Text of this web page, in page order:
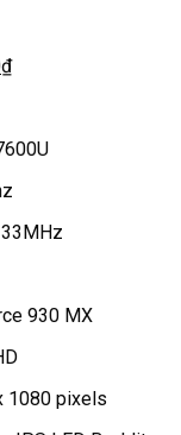
₫
930 MX
1080 pixels